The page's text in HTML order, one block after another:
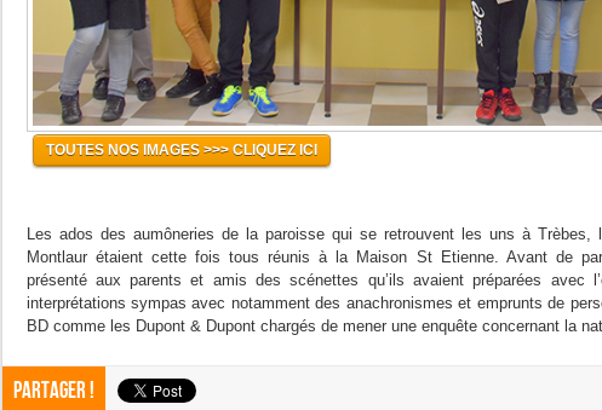
TOUTES NOS IMAGES >>> CLIQUEZ ICI
Les ados des aumôneries de la paroisse qui se retrouvent les uns à Trèbes,
Montlaur étaient cette fois tous réunis à la Maison St Etienne. Avant de
présenté aux parents et amis des scénettes qu’ils avaient préparées avec
interprétations sympas avec notamment des anachronismes et emprunts de
BD comme les Dupont & Dupont chargés de mener une enquête concernant la
Partager !